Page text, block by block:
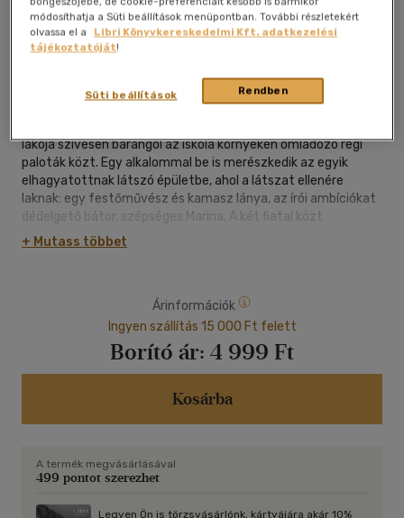
Kívánságlistához adom
keménytábla, védőborító 272 oldal
lakója szívesen barangol az iskola környékén omladozó régi
paloták közt. Egy alkalommal be is merészkedik az egyik
elhagyatottnak látszó épületbe, ahol a látszat ellenére
laknak: egy festőművész és kamasz lánya, az írói ambíciókat
dédelgető bátor, szépséges Marina. A két fiatal közt
szerelmes barátság szövődik, és a lány egyszer elviszi Óscart
a titokzatos árnyakkal teli régi temetőbe. Az egyik sírhoz
virágot, aztán ellebeg... A síron nincs név, csak egy
szétterjesztett szárnyú fekete pillangó vésete. Óscar és
Marina a jelenést követve további fekete pillangók nyomára
jut, és vérfagyasztó kalandokba keveredik.
Ruiz Zafón fantáziájának ezúttal semmi sem szab határt
(legkevésbé a valóság). Szívfájdító és félelmetes mesét írt,
+ Mutass többet
Árinformációk
Ingyen szállítás 15 000 Ft felett
Borító ár: 4 999 Ft
Kosárba
A termék megvásárlásával
499 pontot szerezhet
Legyen Ön is törzsvásárlónk, kártyájára akár 10%
módosíthatja a Süti beállítások menüpontban. További részletekért
olvassa el a
Libri Könyvkereskedelmi Kft. adatkezelési
tájékoztatóját!
Rendben
Süti beállítások